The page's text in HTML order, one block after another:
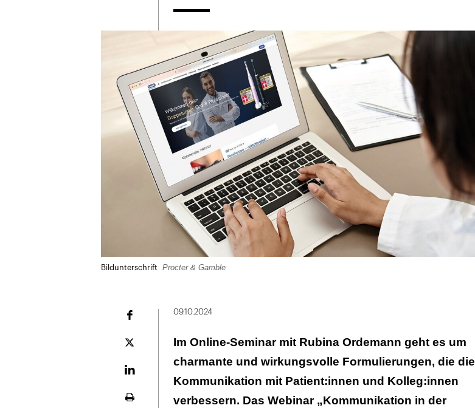
Bildunterschrift Procter & Gamble
Plattform
09.10.2024
Im Online-Seminar mit Rubina Ordemann geht es um
charmante und wirkungsvolle Formulierungen, die die
Kommunikation mit Patient:innen und Kolleg:innen
verbessern. Das Webinar „Kommunikation in der